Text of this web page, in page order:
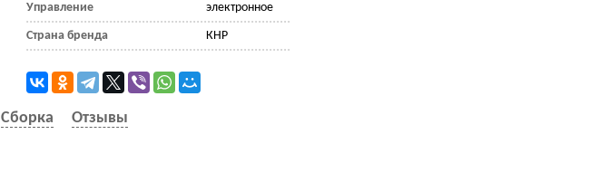
Управление электронное
Страна бренда КНР
Сборка Отзывы